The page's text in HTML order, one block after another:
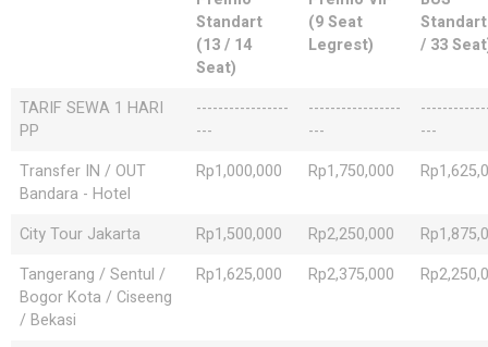
Standart
(13 / 14
Seat)
(9 Seat
Legrest)
/ 33
TARIF SEWA 1 HARI
PP
-----------------
---
-----------------
---
---
Transfer IN / OUT
Bandara - Hotel
Rp1,000,000 Rp1,750,000
City Tour Jakarta Rp1,500,000 Rp2,250,000
Tangerang / Sentul /
Bogor Kota / Ciseeng
/ Bekasi
Rp1,625,000 Rp2,375,000